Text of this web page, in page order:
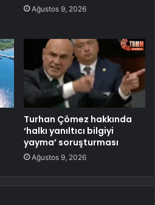
Ağustos 9, 2026
Turhan Çömez hakkında
‘halkı yanıltıcı bilgiyi
yayma’ soruşturması
Ağustos 9, 2026